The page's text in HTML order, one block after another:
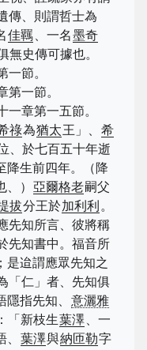
傳、則謂哲士為
佳羈、一名墨奇
無史傳可據也。
一節。
第一節。
一章第一五節。
祿為猶太王」、 希
、於七百五十年逝
降生前四年。（降
） 亞爾格老嗣父
拔分王於加利利 。
先知所言、彼將稱
先知書中。福音所
是迨謂應眾先知之
「仁」者、先知俱
指先知、 意灑雅
「新枝生葉澤、一
葉澤與納匝勒字